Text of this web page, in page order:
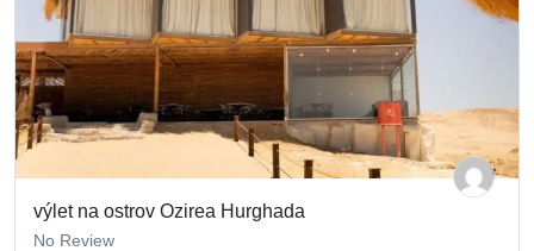
výlet na ostrov Ozirea Hurghada
No Review